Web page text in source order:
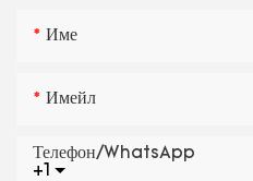
Име
Имейл
+1
Телефон/WhatsApp